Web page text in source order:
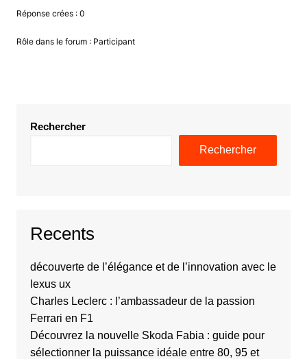
Réponse crées : 0
Rôle dans le forum : Participant
Rechercher
Rechercher
Recents
découverte de l’élégance et de l’innovation avec le
lexus ux
Charles Leclerc : l’ambassadeur de la passion
Ferrari en F1
Découvrez la nouvelle Skoda Fabia : guide pour
sélectionner la puissance idéale entre 80, 95 et